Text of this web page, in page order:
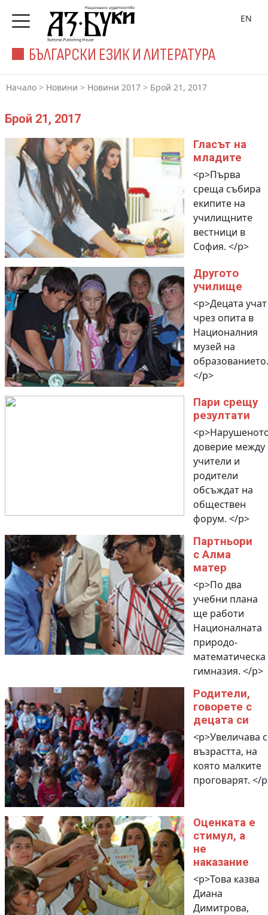
БЪЛГАРСКИ ЕЗИК И ЛИТЕРАТУРА
EN
Начало > Новини > Новини 2017 > Брой 21, 2017
Брой 21, 2017
Гласът на
младите
<p>Първа
среща събира
екипите на
училищните
вестници в
София. </p>
Другото
училище
<p>Децата учат
чрез опита в
Националния
музей на
образованието.
</p>
Пари срещу
резултати
доверие между
учители и
родители
обсъждат на
обществен
форум. </p>
Партньори
с Алма
матер
<p>По два
учебни плана
ще работи
Националната
природо-
математическа
гимназия. </p>
Родители,
говорете с
децата си
<p>Увеличава
възрастта, на
която малките
проговарят. </
Оценката е
стимул, а
не
наказание
<p>Това казва
Диана
Димитрова,